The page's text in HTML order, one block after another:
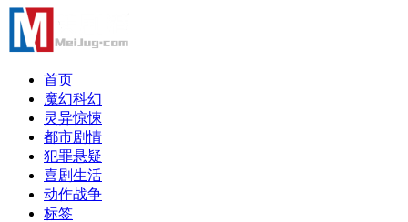
首页
魔幻科幻
灵异惊悚
都市剧情
犯罪悬疑
喜剧生活
动作战争
标签